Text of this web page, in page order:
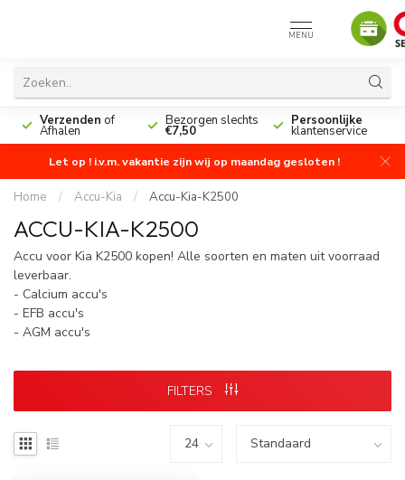
MENU
Verzenden of
Afhalen
Bezorgen slechts
€7,50
Persoonlijke
klantenservice
Let op ! i.v.m. vakantie zijn wij op maandag gesloten !
Home / Accu-Kia / Accu-Kia-K2500
ACCU-KIA-K2500
Accu voor Kia K2500 kopen! Alle soorten en maten uit voorraad
leverbaar.
- Calcium accu's
- EFB accu's
- AGM accu's
FILTERS